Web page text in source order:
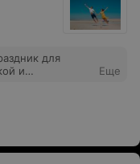
для
и
Еще